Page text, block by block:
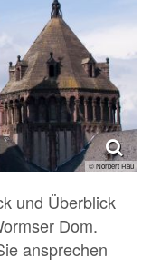
© Norbert Rau
und Überblick
Dom.
ansprechen